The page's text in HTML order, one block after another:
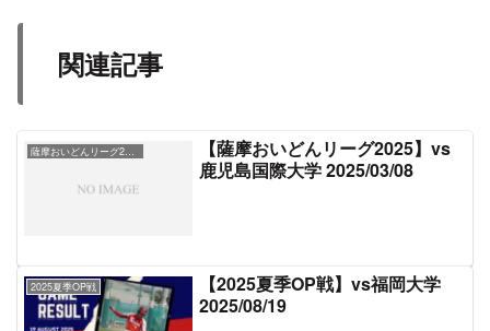
関連記事
薩摩おいどんリーグ2025
【薩摩おいどんリーグ2025】vs
鹿児島国際大学 2025/03/08
2025夏季OP戦
【2025夏季OP戦】vs福岡大学
2025/08/19